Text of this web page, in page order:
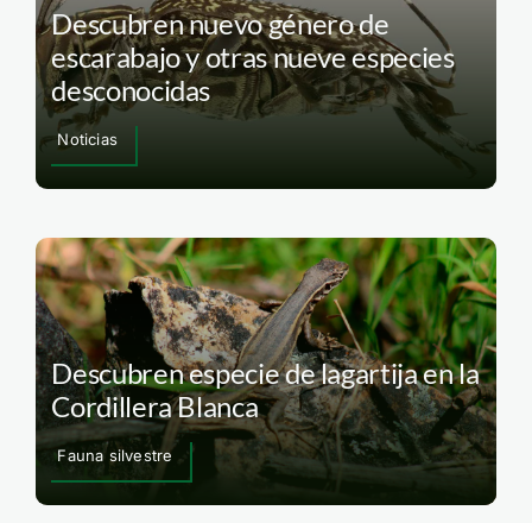
Descubren nuevo género de
escarabajo y otras nueve especies
desconocidas
Noticias
Descubren especie de lagartija en la
Cordillera Blanca
Fauna silvestre